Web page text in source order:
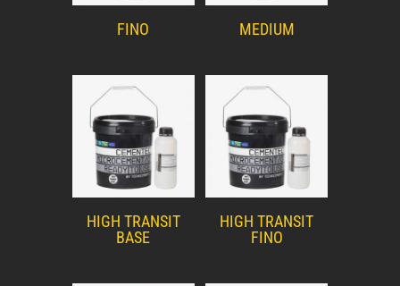
FINO MEDIUM
HIGH TRANSIT
BASE
HIGH TRANSIT
FINO